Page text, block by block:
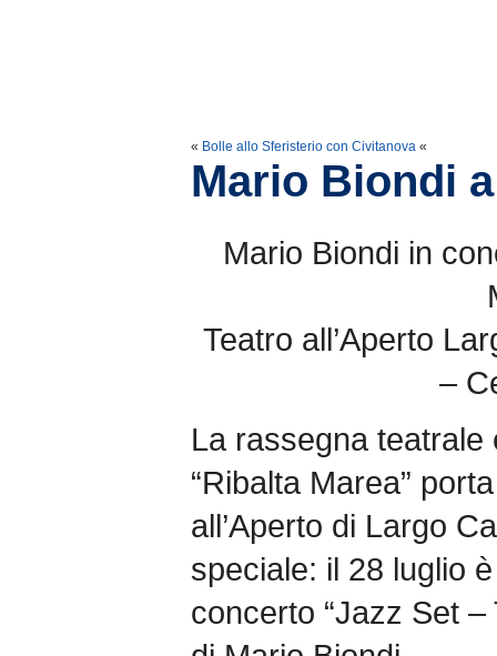
« Bolle allo Sferisterio con Civitanova «
Mario Biondi
Mario Biondi in
Teatro all’Aperto
–
La rassegna
“Ribalta Marea”
all’Aperto di Largo
speciale: il 28 luglio
concerto “Jazz Set